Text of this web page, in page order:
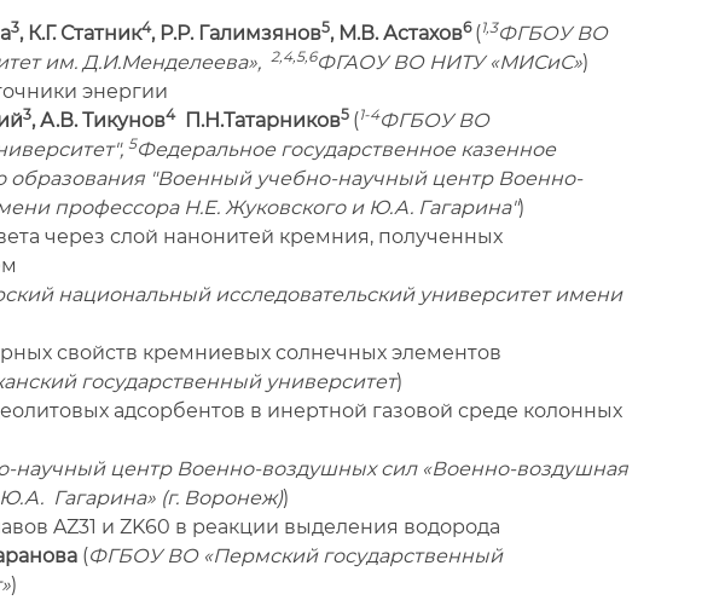
3, К.Г. Статник4, Р.Р. Галимзянов5, М.В. Астахов6 (1,3ФГБОУ ВО
им. Д.И.Менделеева», 2,4,5,6ФГАОУ ВО НИТУ «МИСиС»)
энергии
3, А.В. Тикунов4П.Н.Татарников5 (1-4ФГБОУ ВО
5Федеральное государственное казенное
образования "Военный учебно-научный центр Военно-
профессора Н.Е. Жуковского и Ю.А. Гагарина")
через слой нанонитей кремния, полученных
национальный исследовательский университет имени
свойств кремниевых солнечных элементов
государственный университет)
адсорбентов в инертной газовой среде колонных
научный центр Военно-воздушных сил «Военно-воздушная
Гагарина» (г. Воронеж))
AZ31 и ZK60 в реакции выделения водорода
(ФГБОУ ВО «Пермский государственный
)